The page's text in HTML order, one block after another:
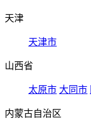
天津
天津市
山西省
太原市 大同市
内蒙古自治区